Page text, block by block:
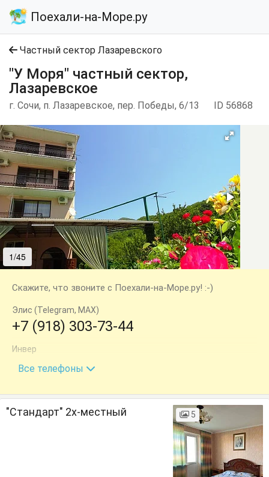
Поехали-на-Море.ру
Частный сектор Лазаревского
"У Моря" частный сектор,
Лазаревское
г. Сочи, п. Лазаревское, пер. Победы, 6/13 ID 56868
1/45
Скажите, что звоните с Поехали-на-Море.ру! :-)
Элис (Telegram, MAX)
+7 (918) 303-73-44
Инвер
+7 (918) 401-01-27
Все телефоны
"Стандарт" 2х-местный 5